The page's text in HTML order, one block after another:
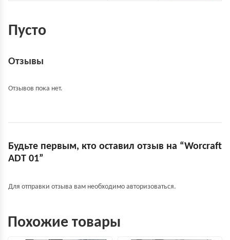
Пусто
Отзывы
Отзывов пока нет.
Будьте первым, кто оставил отзыв на “Worcraft
ADT 01”
Для отправки отзыва вам необходимо авторизоваться.
Похожие товары